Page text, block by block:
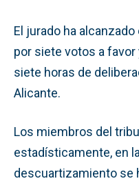
El jurado ha
por siete votos a
siete horas de
Alicante.
Los miembros del
estadísticamente, en
descuartizamiento se